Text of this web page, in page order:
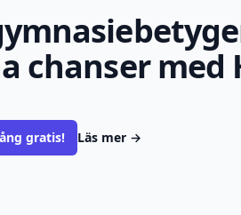
chanser med
gratis! Läs mer →